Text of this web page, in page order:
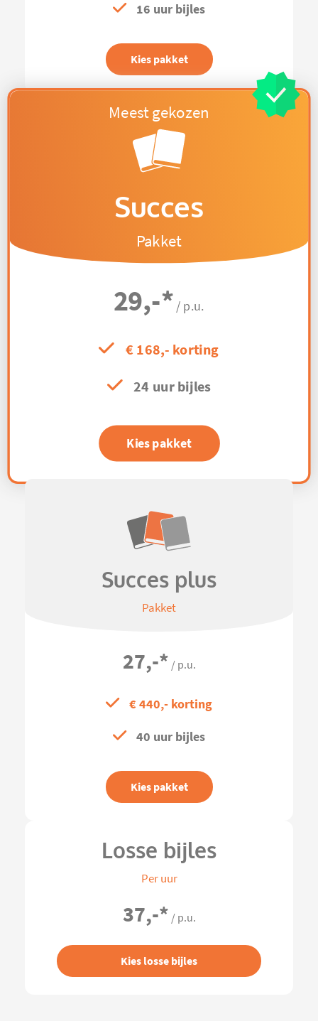
16 uur bijles
Kies pakket
Succes
Pakket
29,-* / p.u.
€ 168,- korting
24 uur bijles
Kies pakket
Succes plus
Pakket
27,-* / p.u.
€ 440,- korting
40 uur bijles
Kies pakket
Losse bijles
Per uur
37,-* / p.u.
Kies losse bijles